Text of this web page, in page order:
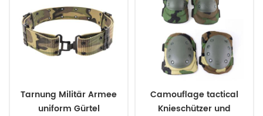
Tarnung Militär Armee
uniform Gürtel
Camouflage tactical
Knieschützer und